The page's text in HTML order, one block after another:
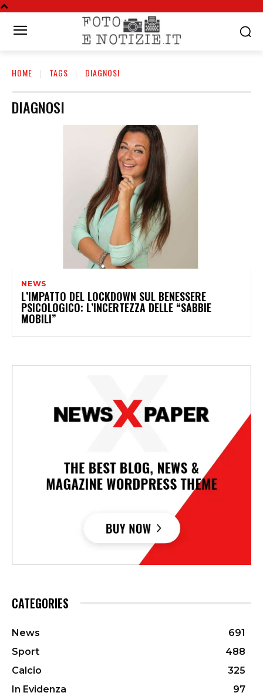
HOME TAGS DIAGNOSI
DIAGNOSI
NEWS
L’IMPATTO DEL LOCKDOWN SUL BENESSERE
PSICOLOGICO: L’INCERTEZZA DELLE “SABBIE
MOBILI”
CATEGORIES
News
691
Sport
488
Calcio
325
In Evidenza
97